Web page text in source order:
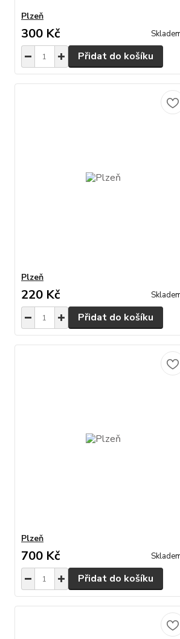
Plzeň
300 Kč
Přidat do košíku
Plzeň
220 Kč
Přidat do košíku
Plzeň
700 Kč
Přidat do košíku